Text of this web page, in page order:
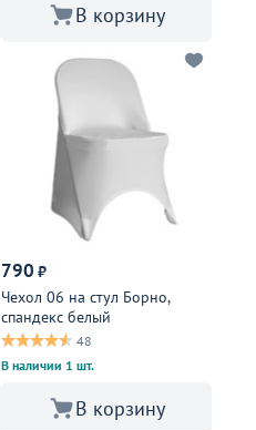
В корзину
790 ₽
Чехол 06 на стул Борно,
спандекс белый
48
В наличии 1 шт.
В корзину